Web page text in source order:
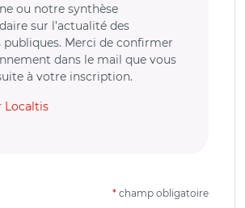
ou notre synthèse
sur l’actualité des
publiques. Merci de confirmer
dans le mail que vous
à votre inscription.
Localtis
* champ obligatoire